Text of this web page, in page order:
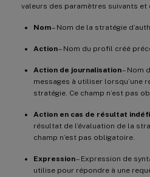
valeurs des paramètres suivants et
Nom– Nom de la stratégie
Action– Nom du profil créé
Action de journalisation– Nom
messages à utiliser lorsqu’une
stratégie. Ce champ n’est pas
Action en cas de résultat
résultat de l’évaluation de la
champ n’est pas obligatoire.
Expression– Expression de
utilise pour répondre à une